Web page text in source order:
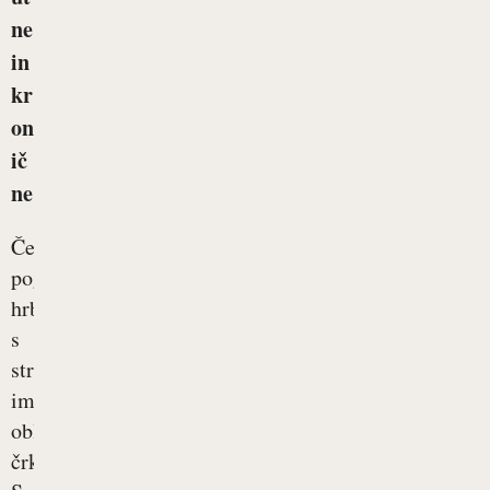
ne
in
kr
on
ič
ne
Če
pogledamo
hrbtenico
s
strani,
ima
obliko
črke